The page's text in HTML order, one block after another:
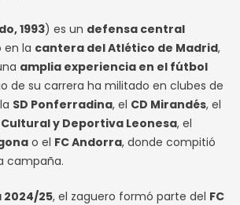
1993) es un defensa central
en la cantera del Atlético de Madrid,
amplia experiencia en el fútbol
de su carrera ha militado en clubes de
SD Ponferradina, el CD Mirandés, el
Cultural y Deportiva Leonesa, el
o el FC Andorra, donde compitió
campaña.
25, el zaguero formó parte del FC